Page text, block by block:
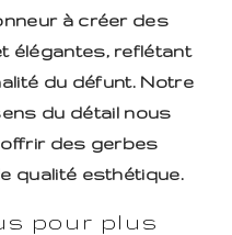
à créer des
élégantes, reflétant
du défunt. Notre
du détail nous
des gerbes
qualité esthétique.
pour plus